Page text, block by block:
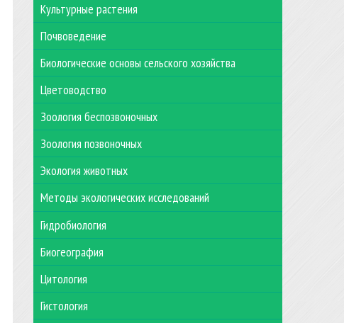
Культурные растения
Почвоведение
Биологические основы сельского хозяйства
Цветоводство
Зоология беспозвоночных
Зоология позвоночных
Экология животных
Методы экологических исследований
Гидробиология
Биогеография
Цитология
Гистология